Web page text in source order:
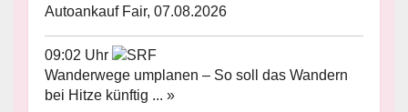
Autoankauf Fair, 07.08.2026
09:02 Uhr
Wanderwege umplanen – So soll das Wandern
bei Hitze künftig ... »